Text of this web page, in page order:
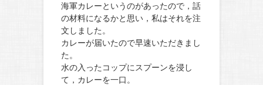
海軍カレーというのがあったので，話
の材料になるかと思い，私はそれを注
文しました。
カレーが届いたので早速いただきまし
た。
水の入ったコップにスプーンを浸し
て，カレーを一口。